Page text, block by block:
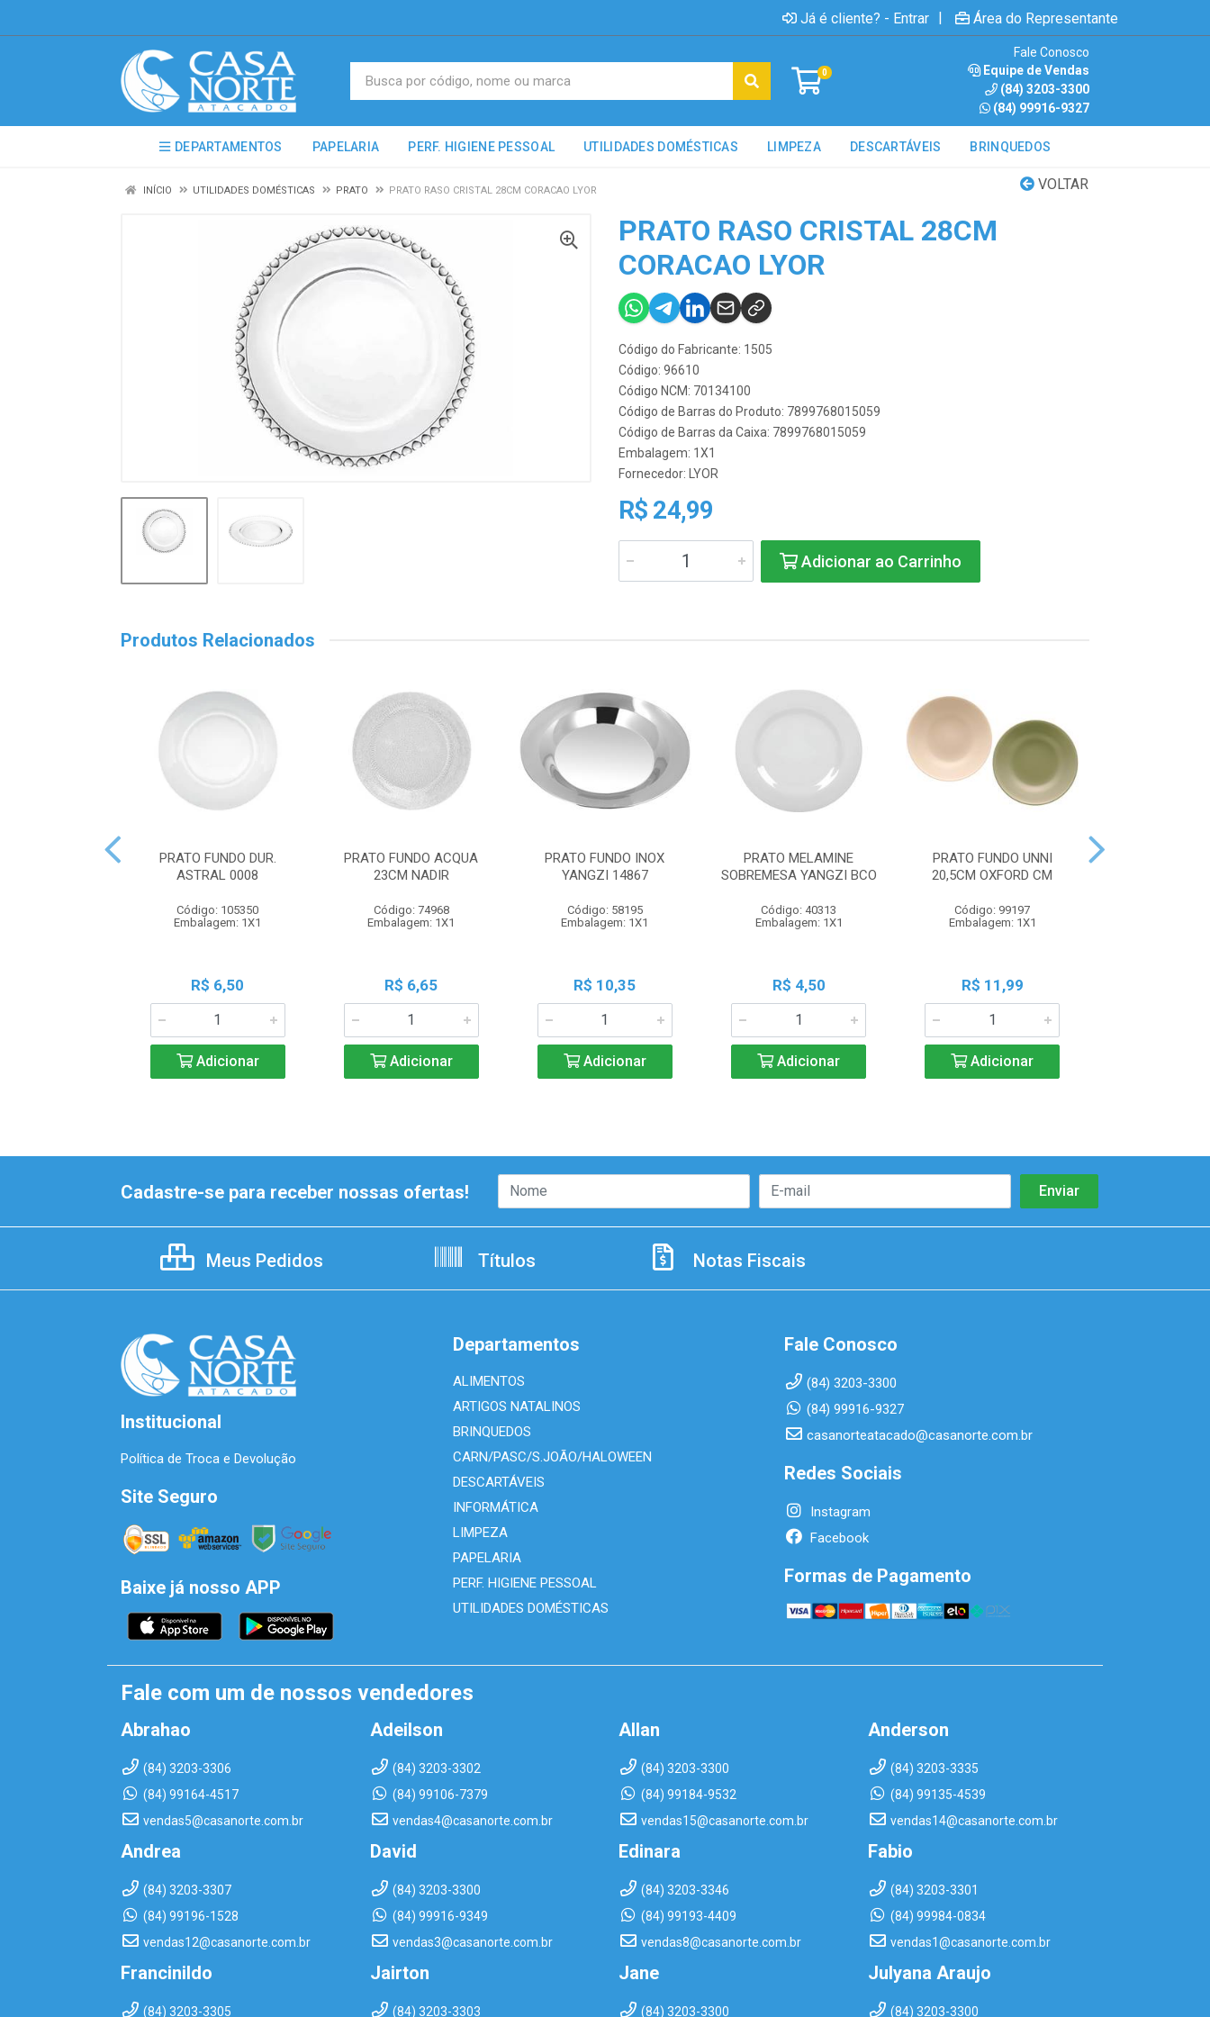
Já é cliente? - Entrar | Área do Representante
0
Fale Conosco
Equipe de Vendas
(84) 3203-3300
(84) 99916-9327
DEPARTAMENTOS PAPELARIA PERF. HIGIENE PESSOAL UTILIDADES DOMÉSTICAS LIMPEZA DESCARTÁVEIS BRINQUEDOS
VOLTAR
INÍCIO UTILIDADES DOMÉSTICAS PRATO PRATO RASO CRISTAL 28CM CORACAO LYOR
PRATO RASO CRISTAL 28CM
CORACAO LYOR
Código do Fabricante: 1505
Código: 96610
Código NCM: 70134100
Código de Barras do Produto: 7899768015059
Código de Barras da Caixa: 7899768015059
Embalagem: 1X1
Fornecedor: LYOR
R$ 24,99
Adicionar ao Carrinho
Produtos Relacionados
PRATO FUNDO DUR.
ASTRAL 0008
Código: 105350
Embalagem: 1X1
R$ 6,50
Adicionar
PRATO FUNDO ACQUA
23CM NADIR
Código: 74968
Embalagem: 1X1
R$ 6,65
Adicionar
PRATO FUNDO INOX
YANGZI 14867
Código: 58195
Embalagem: 1X1
R$ 10,35
Adicionar
PRATO MELAMINE
SOBREMESA YANGZI BCO
Código: 40313
Embalagem: 1X1
R$ 4,50
Adicionar
PRATO FUNDO UNNI
20,5CM OXFORD CM
Código: 99197
Embalagem: 1X1
R$ 11,99
Adicionar
Cadastre-se para receber nossas ofertas!
Meus Pedidos Títulos Notas Fiscais
Institucional
Política de Troca e Devolução
Site Seguro
Baixe já nosso APP
Departamentos
ALIMENTOS
ARTIGOS NATALINOS
BRINQUEDOS
CARN/PASC/S.JOÃO/HALOWEEN
DESCARTÁVEIS
INFORMÁTICA
LIMPEZA
PAPELARIA
PERF. HIGIENE PESSOAL
UTILIDADES DOMÉSTICAS
Fale Conosco
(84) 3203-3300
(84) 99916-9327
casanorteatacado@casanorte.com.br
Redes Sociais
Instagram
Facebook
Formas de Pagamento
Fale com um de nossos vendedores
Abrahao
(84) 3203-3306
(84) 99164-4517
vendas5@casanorte.com.br
Adeilson
(84) 3203-3302
(84) 99106-7379
vendas4@casanorte.com.br
Allan
(84) 3203-3300
(84) 99184-9532
vendas15@casanorte.com.br
Anderson
(84) 3203-3335
(84) 99135-4539
vendas14@casanorte.com.br
Andrea
(84) 3203-3307
(84) 99196-1528
vendas12@casanorte.com.br
David
(84) 3203-3300
(84) 99916-9349
vendas3@casanorte.com.br
Edinara
(84) 3203-3346
(84) 99193-4409
vendas8@casanorte.com.br
Fabio
(84) 3203-3301
(84) 99984-0834
vendas1@casanorte.com.br
Francinildo
(84) 3203-3305
Jairton
(84) 3203-3303
Jane
(84) 3203-3300
Julyana Araujo
(84) 3203-3300